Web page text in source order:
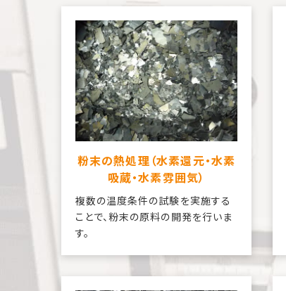
粉末の熱処理（水素還元・水素
吸蔵・水素雰囲気）
複数の温度条件の試験を実施する
ことで、粉末の原料の開発を行いま
す。